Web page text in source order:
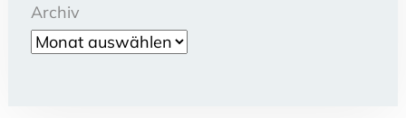
Archiv